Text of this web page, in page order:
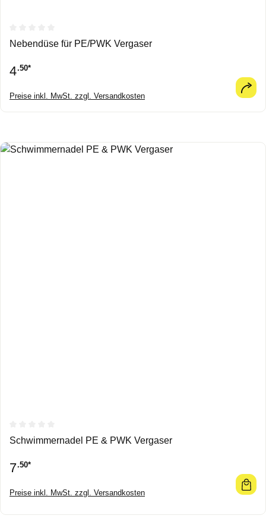
Durchschnittliche Bewertung von 0 von 5 Sternen
Nebendüse für PE/PWK Vergaser
4.50*
Preise inkl. MwSt. zzgl. Versandkosten
Durchschnittliche Bewertung von 0 von 5 Sternen
Schwimmernadel PE & PWK Vergaser
7.50*
Preise inkl. MwSt. zzgl. Versandkosten